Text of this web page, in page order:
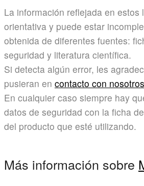
La información reflejada en estos
orientativa y puede estar
obtenida de diferentes fuentes:
seguridad y literatura científica.
Si detecta algún error, les
pusieran en contacto con
En cualquier caso siempre hay
datos de seguridad con la ficha
del producto que esté utilizando.
Más información sobre